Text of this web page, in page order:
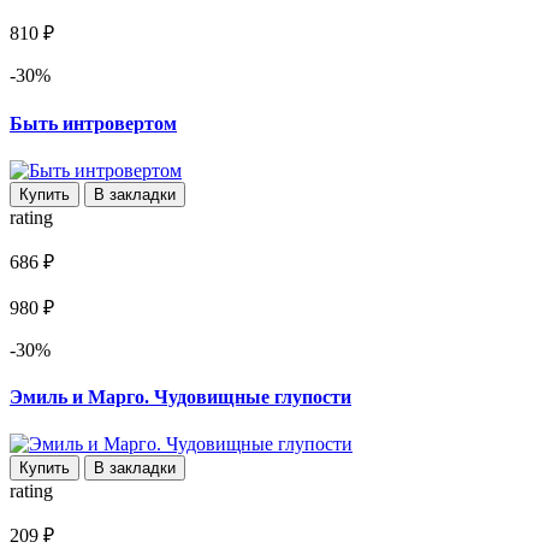
810 ₽
-30%
Быть интровертом
Купить В закладки
rating
686 ₽
980 ₽
-30%
Эмиль и Марго. Чудовищные глупости
Купить В закладки
rating
209 ₽